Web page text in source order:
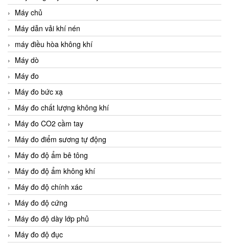
Máy chủ
Máy dẫn vải khí nén
máy điều hòa không khí
Máy dò
Máy đo
Máy đo bức xạ
Máy đo chất lượng không khí
Máy đo CO2 cầm tay
Máy đo điểm sương tự động
Máy đo độ ẩm bê tông
Máy đo độ ẩm không khí
Máy đo độ chính xác
Máy đo độ cứng
Máy đo độ dày lớp phủ
Máy đo độ đục